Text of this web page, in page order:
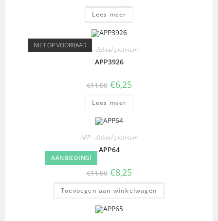
Lees meer
NIET OP VOORRAADAPP - dubbel platinum
APP3926
€11,00 €6,25
Lees meer
AANBIEDING!
APP - dubbel platinum
APP64
€11,00 €8,25
Toevoegen aan winkelwagen